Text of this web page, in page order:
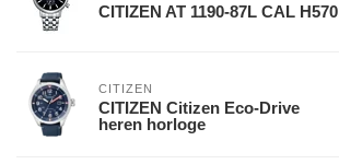
CITIZEN AT 1190-87L CAL H570
CITIZEN
CITIZEN Citizen Eco-Drive
heren horloge